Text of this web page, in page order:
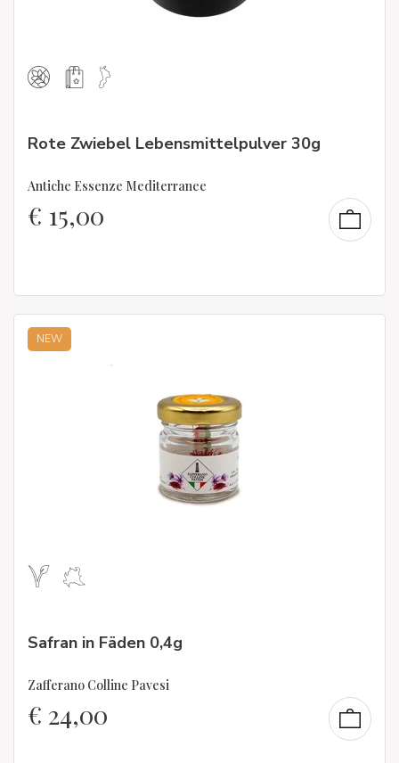
Rote Zwiebel Lebensmittelpulver 30g
Antiche Essenze Mediterranee
€ 15,00
NEW
Safran in Fäden 0,4g
Zafferano Colline Pavesi
€ 24,00